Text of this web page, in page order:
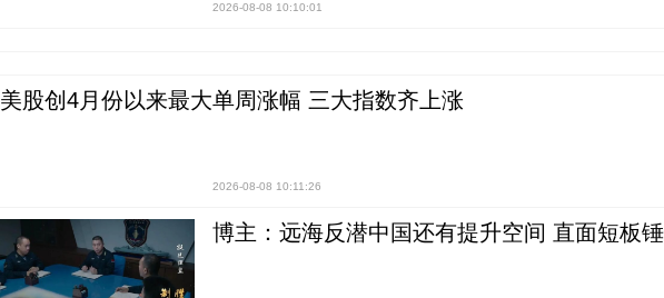
2026-08-08 10:10:01
美股创4月份以来最大单周涨幅 三大指数齐上涨
2026-08-08 10:11:26
博主：远海反潜中国还有提升空间 直面短板